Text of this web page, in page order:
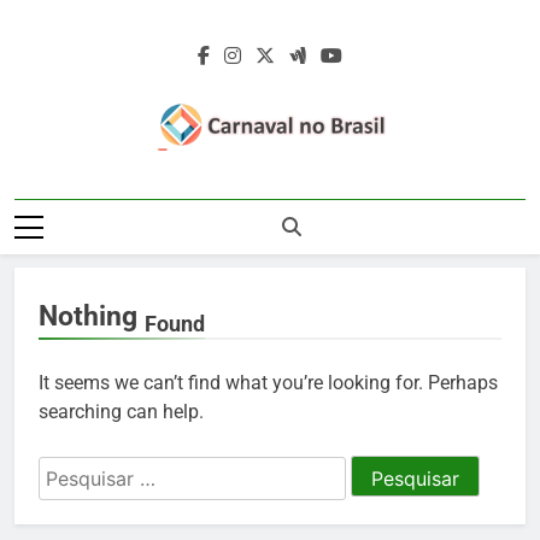
Carnaval No
Brasil 2027 –
2027 – Desfile
Das Escolas De
Rua 2027 – Desfile Das Escolas De
Samba – Fotos Carnaval 2026 – Blocos
Rainhas De Bateria – Famosos No
Nothing Found
It seems we can’t find what you’re looking for. Perhaps
searching can help.
Pesquisar
por: